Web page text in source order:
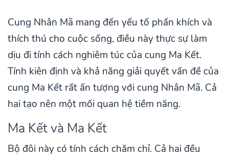
Cung Nhân Mã mang đến yếu tố phấn khích và
thích thú cho cuộc sống, điều này thực sự làm
dịu đi tính cách nghiêm túc của cung Ma Kết.
Tính kiên định và khả năng giải quyết vấn đề của
cung Ma Kết rất ấn tượng với cung Nhân Mã. Cả
hai tạo nên một mối quan hệ tiềm năng.
Ma Kết và Ma Kết
Bộ đôi này có tính cách chăm chỉ. Cả hai đều